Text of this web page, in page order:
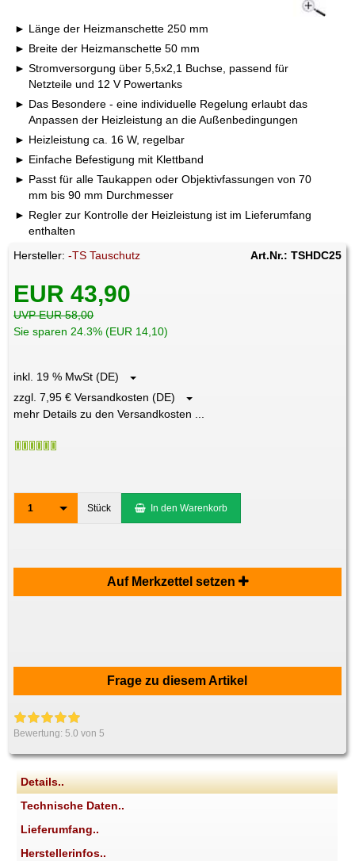
Länge der Heizmanschette 250 mm
Breite der Heizmanschette 50 mm
Stromversorgung über 5,5x2,1 Buchse, passend für
Netzteile und 12 V Powertanks
Das Besondere - eine individuelle Regelung erlaubt das
Anpassen der Heizleistung an die Außenbedingungen
Heizleistung ca. 16 W, regelbar
Einfache Befestigung mit Klettband
Passt für alle Taukappen oder Objektivfassungen von 70
mm bis 90 mm Durchmesser
Regler zur Kontrolle der Heizleistung ist im Lieferumfang
enthalten
Hersteller:-TS Tauschutz Art.Nr.: TSHDC25
EUR 43,90
UVP EUR 58,00
Sie sparen 24.3% (EUR 14,10)
inkl. 19 % MwSt (DE)
zzgl. 7,95 € Versandkosten (DE)
mehr Details zu den Versandkosten ...
1 Stück In den Warenkorb
Auf Merkzettel setzen
Frage zu diesem Artikel
Bewertung:5.0 von 5
Details..
Technische Daten..
Lieferumfang..
Herstellerinfos..